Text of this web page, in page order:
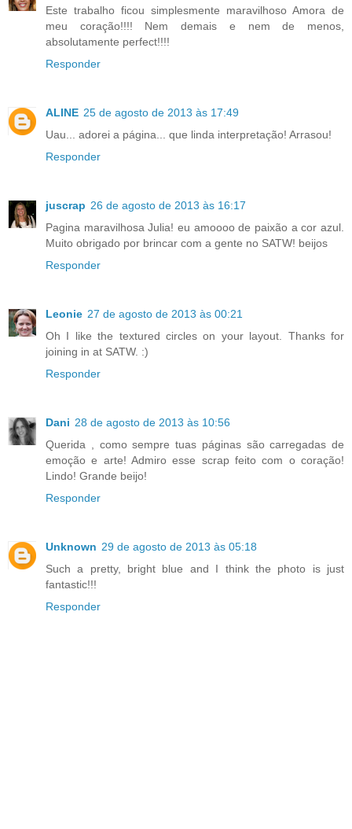
Este trabalho ficou simplesmente maravilhoso Amora de
meu coração!!!! Nem demais e nem de menos,
absolutamente perfect!!!!
Responder
ALINE 25 de agosto de 2013 às 17:49
Uau... adorei a página... que linda interpretação! Arrasou!
Responder
juscrap 26 de agosto de 2013 às 16:17
Pagina maravilhosa Julia! eu amoooo de paixão a cor azul.
Muito obrigado por brincar com a gente no SATW! beijos
Responder
Leonie 27 de agosto de 2013 às 00:21
Oh I like the textured circles on your layout. Thanks for
joining in at SATW. :)
Responder
Dani 28 de agosto de 2013 às 10:56
Querida , como sempre tuas páginas são carregadas de
emoção e arte! Admiro esse scrap feito com o coração!
Lindo! Grande beijo!
Responder
Unknown 29 de agosto de 2013 às 05:18
Such a pretty, bright blue and I think the photo is just
fantastic!!!
Responder